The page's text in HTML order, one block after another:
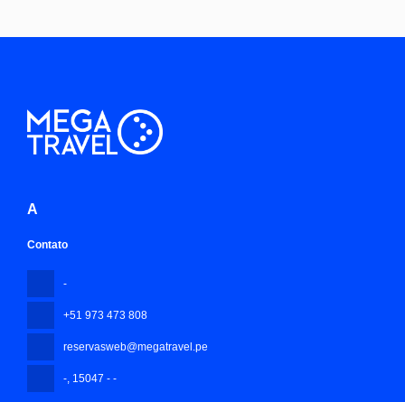
A
Contato
-
+51 973 473 808
reservasweb@megatravel.pe
- , 15047 - -